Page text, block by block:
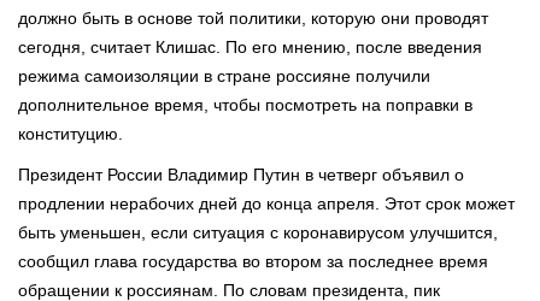
должно быть в основе той политики, которую они проводят
сегодня, считает Клишас. По его мнению, после введения
режима самоизоляции в cтране россияне получили
дополнительное время, чтобы посмотреть на поправки в
конституцию.
Президент России Владимир Путин в четверг объявил о
продлении нерабочих дней до конца апреля. Этот срок может
быть уменьшен, если ситуация с коронавирусом улучшится,
сообщил глава государства во втором за последнее время
обращении к россиянам. По словам президента, пик